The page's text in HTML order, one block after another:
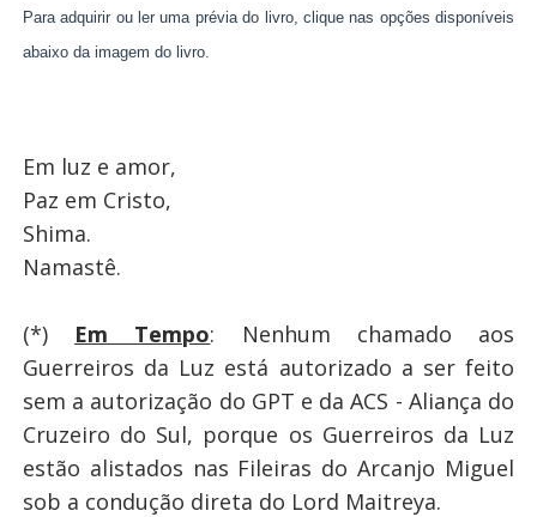
Para adquirir ou ler uma prévia do livro, clique nas opções disponíveis
abaixo da imagem do livro.
Em luz e amor,
Paz em Cristo,
Shima.
Namastê.
(*) Em Tempo: Nenhum chamado aos
Guerreiros da Luz está autorizado a ser feito
sem a autorização do GPT e da ACS - Aliança do
Cruzeiro do Sul, porque os Guerreiros da Luz
estão alistados nas Fileiras do Arcanjo Miguel
sob a condução direta do Lord Maitreya.